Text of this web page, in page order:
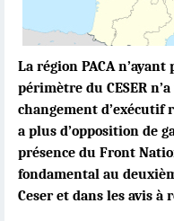
La région PACA n’ayant
périmètre du CESER
changement d’exécutif
a plus d’opposition de
présence du Front
fondamental au deuxiè
Ceser et dans les avis